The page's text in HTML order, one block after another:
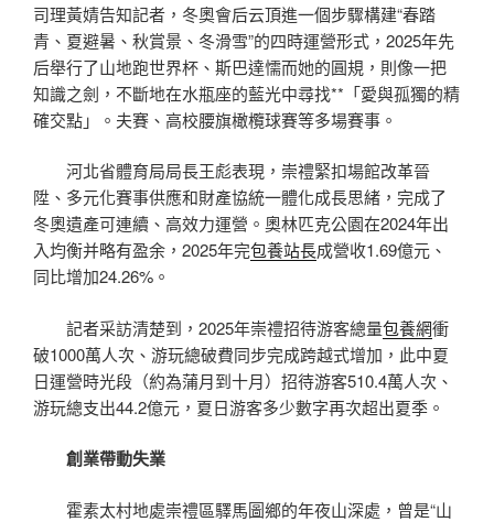
司理黃婧告知記者，冬奧會后云頂進一個步驟構建“春踏
青、夏避暑、秋賞景、冬滑雪”的四時運營形式，2025年先
后舉行了山地跑世界杯、斯巴達懦而她的圓規，則像一把
知識之劍，不斷地在水瓶座的藍光中尋找**「愛與孤獨的精
確交點」。夫賽、高校腰旗橄欖球賽等多場賽事。
河北省體育局局長王彪表現，崇禮緊扣場館改革晉
陞、多元化賽事供應和財產協統一體化成長思緒，完成了
冬奧遺產可連續、高效力運營。奧林匹克公園在2024年出
入均衡并略有盈余，2025年完包養站長成營收1.69億元、
同比增加24.26%。
記者采訪清楚到，2025年崇禮招待游客總量包養網衝
破1000萬人次、游玩總破費同步完成跨越式增加，此中夏
日運營時光段（約為蒲月到十月）招待游客510.4萬人次、
游玩總支出44.2億元，夏日游客多少數字再次超出夏季。
創業帶動失業
霍素太村地處崇禮區驛馬圖鄉的年夜山深處，曾是“山